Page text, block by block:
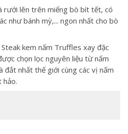
rưới lên trên miếng bò bít tết, có
như bánh mỳ,... ngon nhất cho bò
kem nấm Truffles xay đặc
chọn lọc nguyên liệu từ nấm
đắt nhất thế giới cùng các vị nấm
hảo.